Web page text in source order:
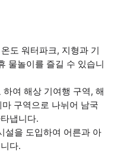
도 워터파크, 지형과 기
물놀이를 즐길 수 있습니
여 해상 기여행 구역, 해
구역으로 나뉘어 남국
냅니다.
설을 도입하여 어른과 아
다.